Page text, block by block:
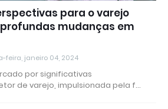
para o varejo
mudanças em
feira, janeiro 04, 2024
por significativas
de varejo, impulsionada pela f…